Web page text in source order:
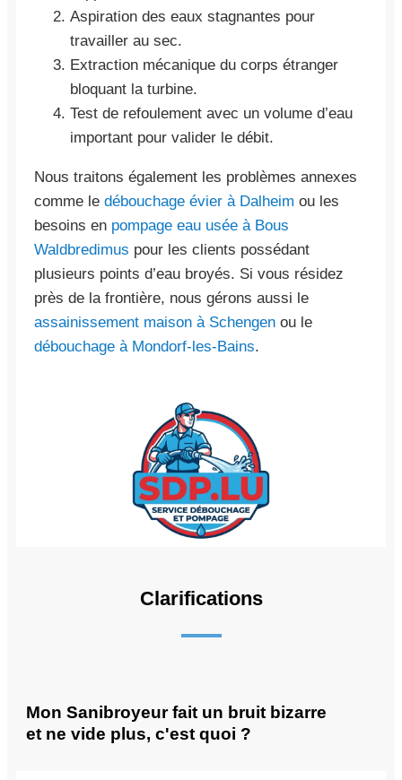
Aspiration des eaux stagnantes pour
travailler au sec.
Extraction mécanique du corps étranger
bloquant la turbine.
Test de refoulement avec un volume d’eau
important pour valider le débit.
Nous traitons également les problèmes annexes
comme le débouchage évier à Dalheim ou les
besoins en pompage eau usée à Bous
Waldbredimus pour les clients possédant
plusieurs points d’eau broyés. Si vous résidez
près de la frontière, nous gérons aussi le
assainissement maison à Schengen ou le
débouchage à Mondorf-les-Bains.
Clarifications
Mon Sanibroyeur fait un bruit bizarre
et ne vide plus, c'est quoi ?